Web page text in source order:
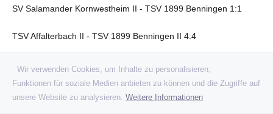
Wir verwenden Cookies, um Inhalte zu personalisieren,
Funktionen für soziale Medien anbieten zu können und die Zugriffe auf
unsere Website zu analysieren. Weitere Informationen
SV Salamander Kornwestheim II - TSV 1899 Benningen 1:1
TSV Affalterbach II - TSV 1899 Benningen II 4:4